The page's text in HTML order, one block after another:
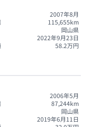
2007年8月
115,655km
岡山県
2022年9月23日
58.2万円
2006年5月
87,244km
岡山県
2019年6月11日